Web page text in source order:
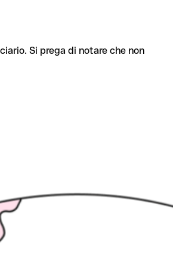
Si prega di notare che non